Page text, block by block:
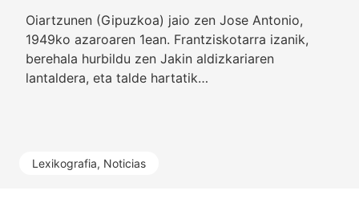
Lexikografia, Noticias
Oiartzunen (Gipuzkoa) jaio zen Jose Antonio,
1949ko azaroaren 1ean. Frantziskotarra izanik,
berehala hurbildu zen Jakin aldizkariaren
lantaldera, eta talde hartatik…